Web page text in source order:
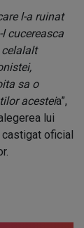
l-a ruinat
cucereasca
sa o
acesteia”,
lui
oficial